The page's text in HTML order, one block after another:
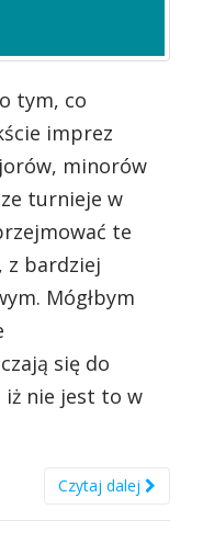
tym, co
imprez
minorów
turnieje w
te
z bardziej
Mógłbym
się do
iż nie jest to w
Czytaj dalej